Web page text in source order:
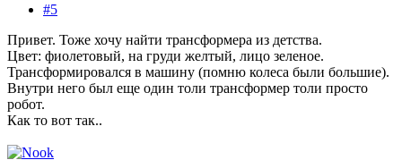
#5
Привет. Тоже хочу найти трансформера из детства.
Цвет: фиолетовый, на груди желтый, лицо зеленое.
Трансформировался в машину (помню колеса были большие).
Внутри него был еще один толи трансформер толи просто
робот.
Как то вот так..